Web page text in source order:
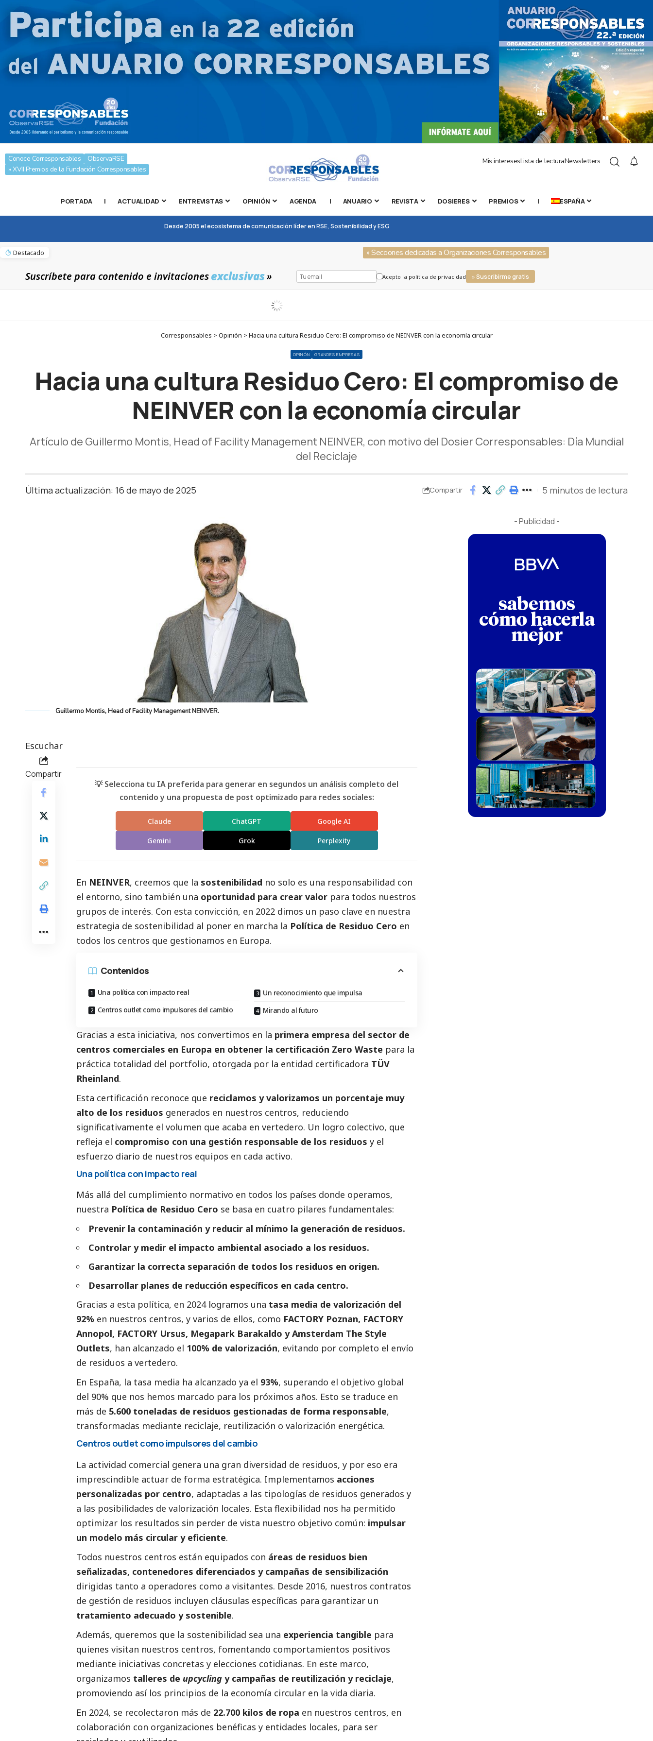
Conoce Corresponsables
ObservaRSE
» XVII Premios de la Fundación Corresponsables
Mis interesesLista de lecturaNewsletters
PORTADA | ACTUALIDAD ENTREVISTAS OPINIÓN AGENDA | ANUARIO REVISTA DOSIERES PREMIOS | ESPAÑA
Desde 2005 el ecosistema de comunicación líder en RSE, Sostenibilidad y ESG
Destacado » Secciones dedicadas a Organizaciones Corresponsables
Suscríbete para contenido e invitacionesexclusivas» Acepto la política de privacidad » Suscribirme gratis
Corresponsables > Opinión > Hacia una cultura Residuo Cero: El compromiso de NEINVER con la economía circular
OPINIÓN GRANDES EMPRESAS
Hacia una cultura Residuo Cero: El compromiso de
NEINVER con la economía circular
Artículo de Guillermo Montis, Head of Facility Management NEINVER, con motivo del Dosier Corresponsables: Día Mundial
del Reciclaje
Última actualización: 16 de mayo de 2025 Compartir 5 minutos de lectura
Guillermo Montis, Head of Facility Management NEINVER.
Escuchar
Compartir
💡 Selecciona tu IA preferida para generar en segundos un análisis completo del
contenido y una propuesta de post optimizado para redes sociales:
Claude ChatGPT Google AI
Gemini Grok Perplexity
En NEINVER, creemos que la sostenibilidad no solo es una responsabilidad con
el entorno, sino también una oportunidad para crear valor para todos nuestros
grupos de interés. Con esta convicción, en 2022 dimos un paso clave en nuestra
estrategia de sostenibilidad al poner en marcha la Política de Residuo Cero en
todos los centros que gestionamos en Europa.
Contenidos
Una política con impacto real
Centros outlet como impulsores del cambio
Un reconocimiento que impulsa
Mirando al futuro
Gracias a esta iniciativa, nos convertimos en la primera empresa del sector de
centros comerciales en Europa en obtener la certificación Zero Waste para la
práctica totalidad del portfolio, otorgada por la entidad certificadora TÜV
Rheinland.
Esta certificación reconoce que reciclamos y valorizamos un porcentaje muy
alto de los residuos generados en nuestros centros, reduciendo
significativamente el volumen que acaba en vertedero. Un logro colectivo, que
refleja el compromiso con una gestión responsable de los residuos y el
esfuerzo diario de nuestros equipos en cada activo.
Una política con impacto real
Más allá del cumplimiento normativo en todos los países donde operamos,
nuestra Política de Residuo Cero se basa en cuatro pilares fundamentales:
Prevenir la contaminación y reducir al mínimo la generación de residuos.
Controlar y medir el impacto ambiental asociado a los residuos.
Garantizar la correcta separación de todos los residuos en origen.
Desarrollar planes de reducción específicos en cada centro.
Gracias a esta política, en 2024 logramos una tasa media de valorización del
92% en nuestros centros, y varios de ellos, como FACTORY Poznan, FACTORY
Annopol, FACTORY Ursus, Megapark Barakaldo y Amsterdam The Style
Outlets, han alcanzado el 100% de valorización, evitando por completo el envío
de residuos a vertedero.
En España, la tasa media ha alcanzado ya el 93%, superando el objetivo global
del 90% que nos hemos marcado para los próximos años. Esto se traduce en
más de 5.600 toneladas de residuos gestionadas de forma responsable,
transformadas mediante reciclaje, reutilización o valorización energética.
Centros outlet como impulsores del cambio
La actividad comercial genera una gran diversidad de residuos, y por eso era
imprescindible actuar de forma estratégica. Implementamos acciones
personalizadas por centro, adaptadas a las tipologías de residuos generados y
a las posibilidades de valorización locales. Esta flexibilidad nos ha permitido
optimizar los resultados sin perder de vista nuestro objetivo común: impulsar
un modelo más circular y eficiente.
Todos nuestros centros están equipados con áreas de residuos bien
señalizadas, contenedores diferenciados y campañas de sensibilización
dirigidas tanto a operadores como a visitantes. Desde 2016, nuestros contratos
de gestión de residuos incluyen cláusulas específicas para garantizar un
tratamiento adecuado y sostenible.
Además, queremos que la sostenibilidad sea una experiencia tangible para
quienes visitan nuestros centros, fomentando comportamientos positivos
mediante iniciativas concretas y elecciones cotidianas. En este marco,
organizamos talleres de upcycling y campañas de reutilización y reciclaje,
promoviendo así los principios de la economía circular en la vida diaria.
En 2024, se recolectaron más de 22.700 kilos de ropa en nuestros centros, en
colaboración con organizaciones benéficas y entidades locales, para ser
- Publicidad -